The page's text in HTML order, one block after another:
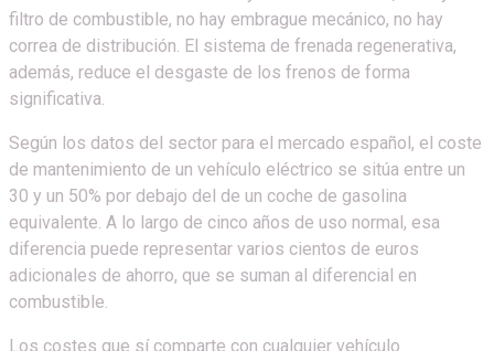
filtro de combustible, no hay embrague mecánico, no hay
correa de distribución. El sistema de frenada regenerativa,
además, reduce el desgaste de los frenos de forma
significativa.
Según los datos del sector para el mercado español, el coste
de mantenimiento de un vehículo eléctrico se sitúa entre un
30 y un 50% por debajo del de un coche de gasolina
equivalente. A lo largo de cinco años de uso normal, esa
diferencia puede representar varios cientos de euros
adicionales de ahorro, que se suman al diferencial en
combustible.
Los costes que sí comparte con cualquier vehículo